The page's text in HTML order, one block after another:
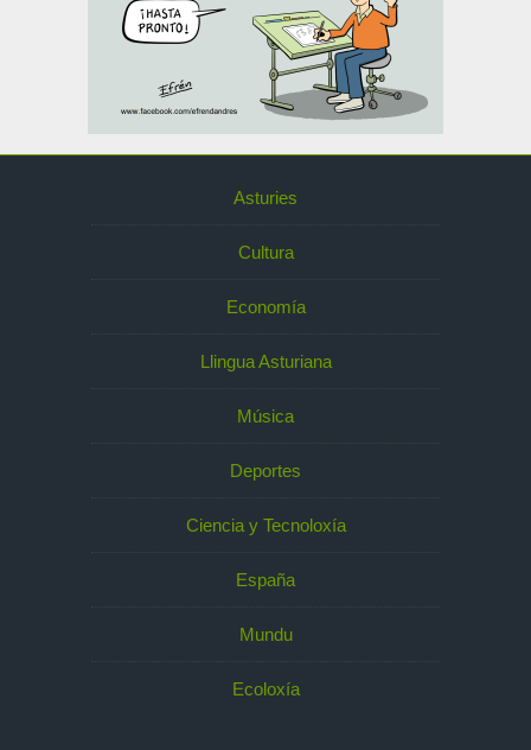
Asturies
Cultura
Economía
Llingua Asturiana
Música
Deportes
Ciencia y Tecnoloxía
España
Mundu
Ecoloxía